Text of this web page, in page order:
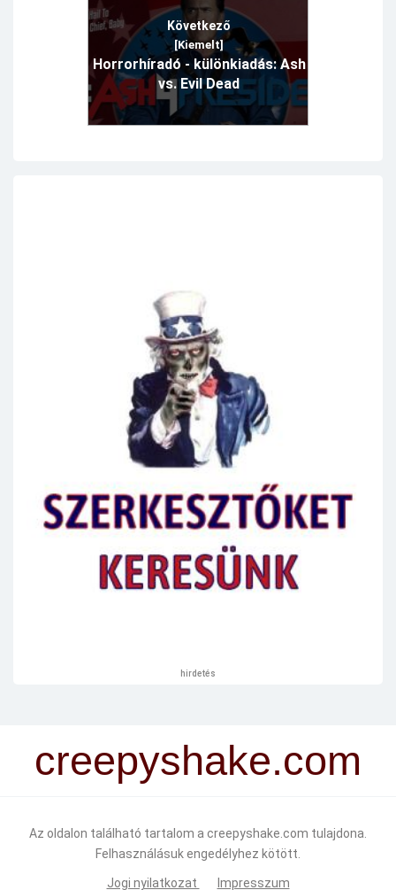
Következő
[Kiemelt]
Horrorhíradó - különkiadás: Ash
vs. Evil Dead
hirdetés
creepyshake.com
Az oldalon található tartalom a creepyshake.com tulajdona.
Felhasználásuk engedélyhez kötött.
Jogi nyilatkozat Impresszum